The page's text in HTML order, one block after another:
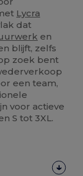
Lycra
dat
en
blijft, zelfs
zoek bent
een team,
voor actieve
S tot 3XL.